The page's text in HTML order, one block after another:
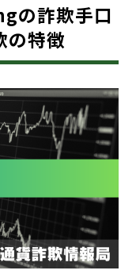
詐欺手口
の特徴